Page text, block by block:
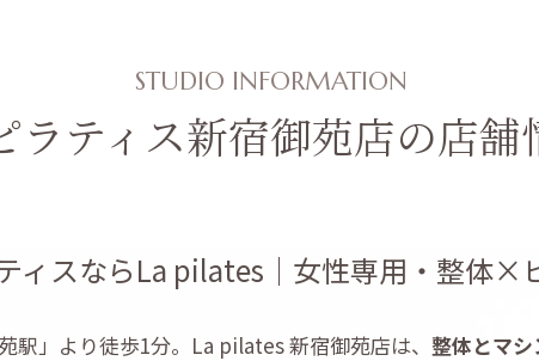
STUDIO INFORMATION
ラティス新宿御苑店の店舗
ィスならLa pilates｜女性専用・整体×
駅」より徒歩1分。La pilates 新宿御苑店は、 整体とマ